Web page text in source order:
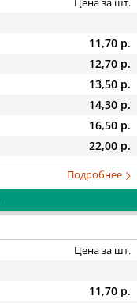
11,70 р.
12,70 р.
13,50 р.
14,30 р.
16,50 р.
22,00 р.
Подробнее
Цена за шт.
11,70 р.